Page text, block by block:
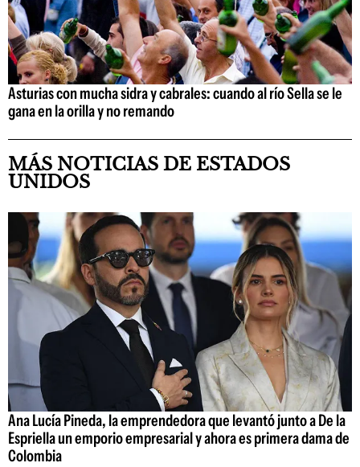
Asturias con mucha sidra y cabrales: cuando al río Sella se le
gana en la orilla y no remando
MÁS NOTICIAS DE ESTADOS
UNIDOS
Ana Lucía Pineda, la emprendedora que levantó junto a De la
Espriella un emporio empresarial y ahora es primera dama de
Colombia